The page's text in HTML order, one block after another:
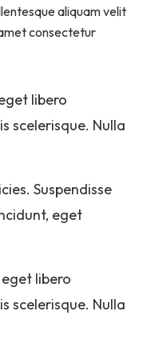
aliquam velit
consectetur
libero
scelerisque. Nulla
Suspendisse
eget
libero
scelerisque. Nulla